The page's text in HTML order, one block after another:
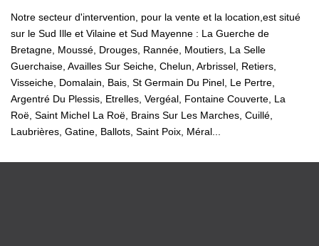
Notre secteur d'intervention, pour la vente et la location,est situé
sur le Sud Ille et Vilaine et Sud Mayenne : La Guerche de
Bretagne, Moussé, Drouges, Rannée, Moutiers, La Selle
Guerchaise, Availles Sur Seiche, Chelun, Arbrissel, Retiers,
Visseiche, Domalain, Bais, St Germain Du Pinel, Le Pertre,
Argentré Du Plessis, Etrelles, Vergéal, Fontaine Couverte, La
Roë, Saint Michel La Roë, Brains Sur Les Marches, Cuillé,
Laubrières, Gatine, Ballots, Saint Poix, Méral...